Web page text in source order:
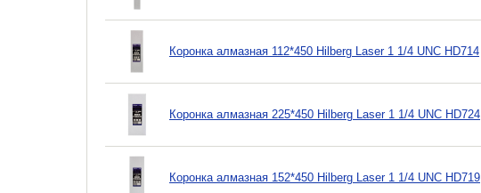
Коронка алмазная 112*450 Hilberg Laser 1 1/4 UNC HD714
Коронка алмазная 225*450 Hilberg Laser 1 1/4 UNC HD724
Коронка алмазная 152*450 Hilberg Laser 1 1/4 UNC HD719